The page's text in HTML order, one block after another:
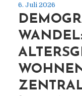
6. Juli 2026